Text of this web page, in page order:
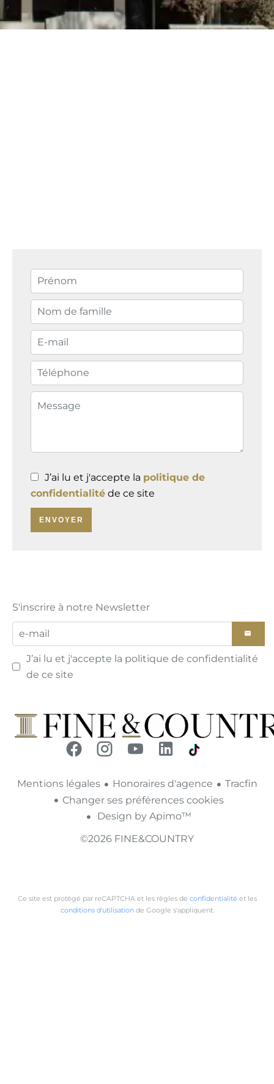
J’ai lu et j'accepte la politique de
confidentialité de ce site
ENVOYER
S'inscrire à notre Newsletter
J’ai lu et j'accepte la politique de confidentialité
de ce site
Mentions légales Honoraires d'agence
Tracfin
Changer ses préférences cookies
Design by Apimo™
©2026 FINE&COUNTRY
Ce site est protégé par reCAPTCHA et les règles de confidentialité et les
conditions d'utilisationde Google s'appliquent.